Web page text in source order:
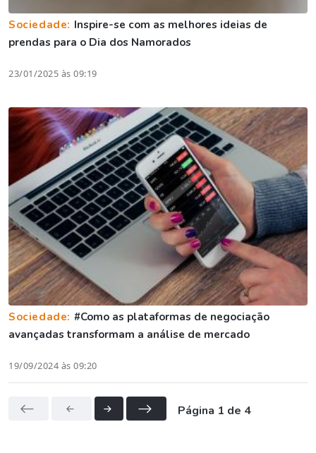
Sociedade: Inspire-se com as melhores ideias de
prendas para o Dia dos Namorados
23/01/2025 às 09:19
Sociedade: #Como as plataformas de negociação
avançadas transformam a análise de mercado
19/09/2024 às 09:20
Página 1 de 4